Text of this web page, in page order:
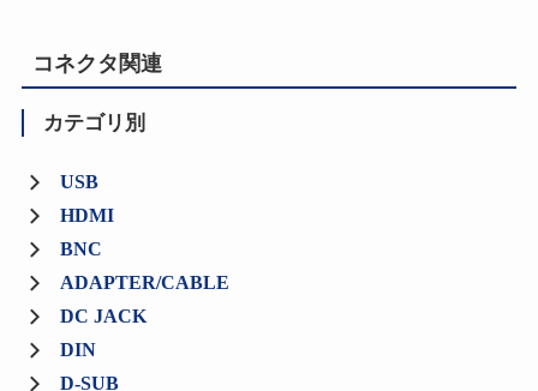
コネクタ関連
カテゴリ別
USB
HDMI
BNC
ADAPTER/CABLE
DC JACK
DIN
D-SUB